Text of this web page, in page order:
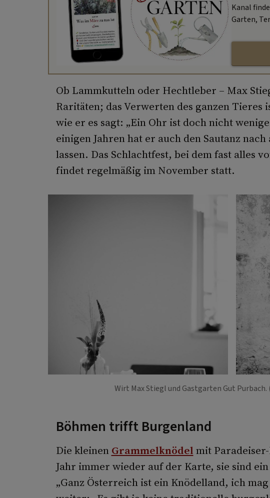
Kanal
Garten,
Ob Lammkutteln oder Hechtleber – Max
Raritäten; das Verwerten des ganzen Tieres
wie er es sagt: „Ein Ohr ist doch nicht
einigen Jahren hat er auch den Sautanz
lassen. Das Schlachtfest, bei dem fast alles
findet regelmäßig im November statt.
Wirt Max Stiegl und Gastgarten Gut
Böhmen trifft Burgenland
Die kleinen Grammelknödel mit
Jahr immer wieder auf der Karte, sie sind
„Ganz Österreich ist ein Knödelland, ich